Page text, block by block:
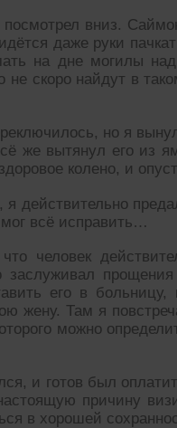
вниз.
даже руки
на дне могилы
не скоро найдут в
но я
же вытянул его из
колено, и
всё исправить…
человек
заслуживал
его в
жену. Там я
можно
и готов был
причину
в хорошей